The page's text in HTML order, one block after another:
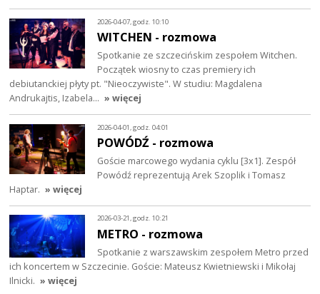
2026-04-07, godz. 10:10
WITCHEN - rozmowa
Spotkanie ze szczecińskim zespołem Witchen.
Początek wiosny to czas premiery ich
debiutanckiej płyty pt. "Nieoczywiste". W studiu: Magdalena
Andrukajtis, Izabela… » więcej
2026-04-01, godz. 04:01
POWÓDŹ - rozmowa
Goście marcowego wydania cyklu [3x1]. Zespół
Powódź reprezentują Arek Szoplik i Tomasz
Haptar. » więcej
2026-03-21, godz. 10:21
METRO - rozmowa
Spotkanie z warszawskim zespołem Metro przed
ich koncertem w Szczecinie. Goście: Mateusz Kwietniewski i Mikołaj
Ilnicki. » więcej